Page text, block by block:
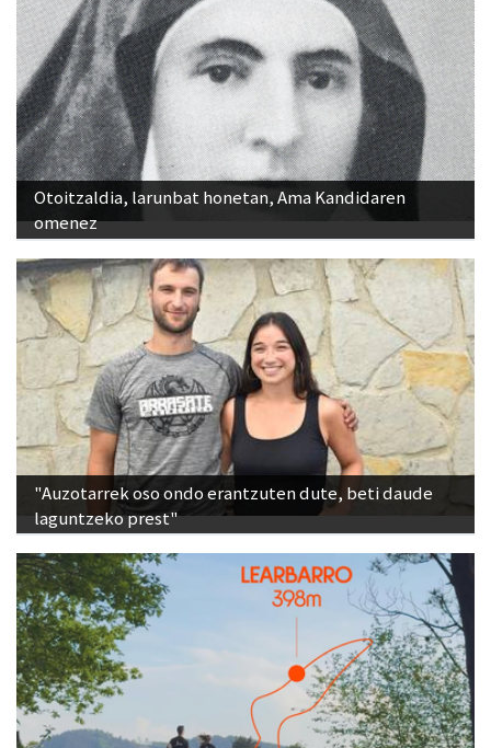
Otoitzaldia, larunbat honetan, Ama Kandidaren
omenez
"Auzotarrek oso ondo erantzuten dute, beti daude
laguntzeko prest"